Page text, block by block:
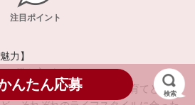
注目ポイント
力】
た働き方ができる●
自営業との兼業、学校や子育てとの両
んたん応募
検索